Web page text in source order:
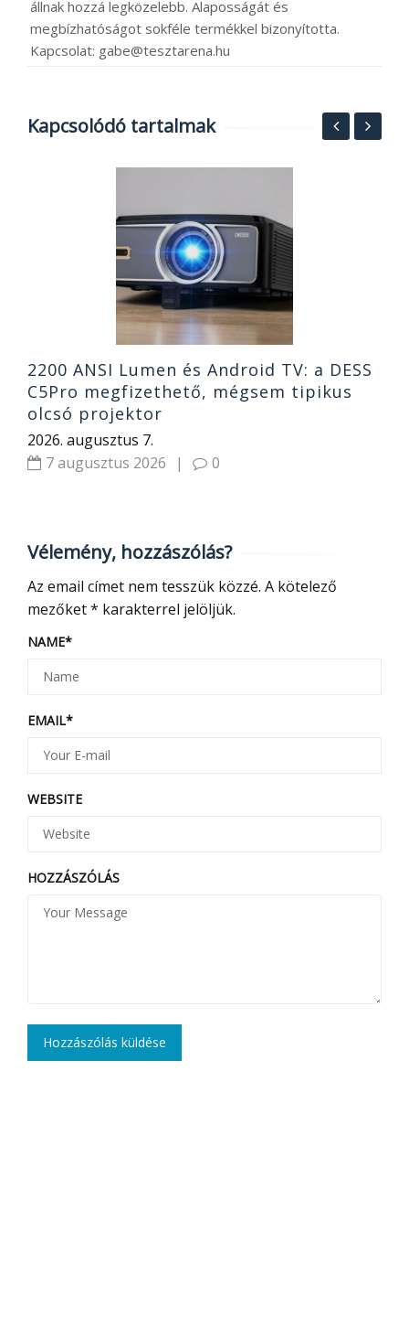
állnak hozzá legközelebb. Alaposságát és
megbízhatóságot sokféle termékkel bizonyította.
Kapcsolat: gabe@tesztarena.hu
Kapcsolódó tartalmak
2200 ANSI Lumen és Android TV: a DESS
C5Pro megfizethető, mégsem tipikus
olcsó projektor
2026. augusztus 7.
7 augusztus 2026
| 0
Vélemény, hozzászólás?
Az email címet nem tesszük közzé. A kötelező
mezőket* karakterrel jelöljük.
NAME*
EMAIL*
WEBSITE
HOZZÁSZÓLÁS